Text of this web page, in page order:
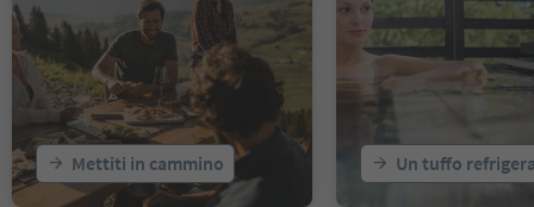
Mettiti in cammino Un tuffo